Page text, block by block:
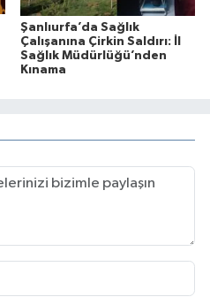
Şanlıurfa’da Sağlık
Çalışanına Çirkin Saldırı: İl
Sağlık Müdürlüğü’nden
Kınama